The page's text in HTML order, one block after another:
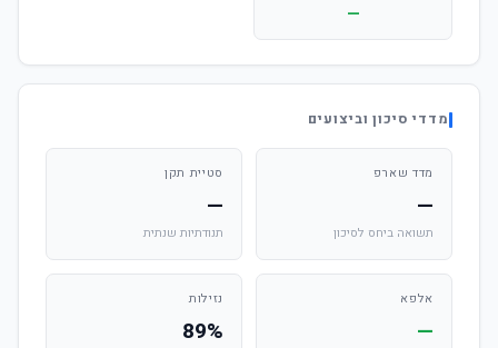
—
מדדי סיכון וביצועים
מדד שארפ
—
תשואה ביחס לסיכון
סטיית תקן
—
תנודתיות שנתית
אלפא
—
נזילות
89%